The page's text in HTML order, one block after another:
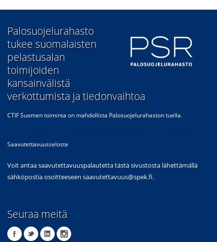
​Palosuojelurahasto
tukee suomalaisten
pelastusalan
toimijoiden
kansainvälistä
verkottumista ja tiedonvaihtoa
CTIF Suomen toiminta on mahdollista Palosuojelurahaston tuella.
Saavutettavuusseloste
Voit antaa saavutettavuuspalautetta tästä sivustosta lähettämällä
sähköpostia osoitteeseen saavutettavuus@spek.fi.
Seuraa meitä